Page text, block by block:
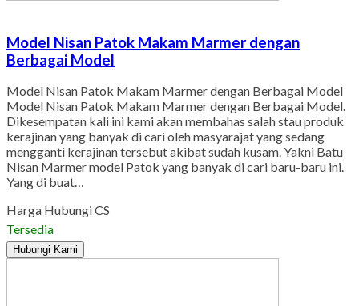
Model Nisan Patok Makam Marmer dengan
Berbagai Model
Model Nisan Patok Makam Marmer dengan Berbagai Model
Model Nisan Patok Makam Marmer dengan Berbagai Model.
Dikesempatan kali ini kami akan membahas salah stau produk
kerajinan yang banyak di cari oleh masyarajat yang sedang
mengganti kerajinan tersebut akibat sudah kusam. Yakni Batu
Nisan Marmer model Patok yang banyak di cari baru-baru ini.
Yang di buat…
Harga Hubungi CS
Tersedia
Hubungi Kami